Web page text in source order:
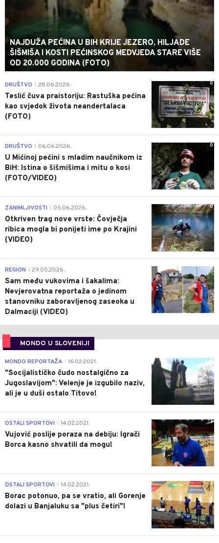
NAJDUŽA PEĆINA U BIH KRIJE JEZERO, HILJADE
ŠIŠMIŠA I KOSTI PEĆINSKOG MEDVJEDA STARE VIŠE
OD 20.000 GODINA (FOTO)
0
DRUŠTVO 28.06.2026.
Teslić čuva praistoriju: Rastuška pećina
kao svjedok života neandertalaca
(FOTO)
0
DRUŠTVO 06.06.2026.
U Mićinoj pećini s mladim naučnikom iz
BiH: Istina o šišmišima i mitu o kosi
(FOTO/VIDEO)
0
ZANIMLJIVOSTI 05.06.2026.
Otkriven trag nove vrste: Čovječja
ribica mogla bi ponijeti ime po Krajini
(VIDEO)
0
REGION 29.05.2026.
Sam među vukovima i šakalima:
Nevjerovatna reportaža o jedinom
stanovniku zaboravljenog zaseoka u
Dalmaciji (VIDEO)
MONDO U SLOVENIJI
4
MONDO REPORTAŽA 16.02.2021.
"Socijalističko čudo nostalgično za
Jugoslavijom": Velenje je izgubilo naziv,
ali je u duši ostalo Titovo!
1
OSTALI SPORTOVI 14.02.2021.
Vujović poslije poraza na debiju: Igrači
Borca kasno shvatili da mogu!
3
OSTALI SPORTOVI 14.02.2021.
Borac potonuo, pa se vratio, ali Gorenje
dolazi u Banjaluku sa "plus četiri"!